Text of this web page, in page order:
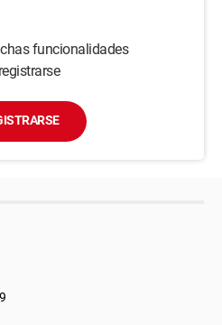
funcionalidades